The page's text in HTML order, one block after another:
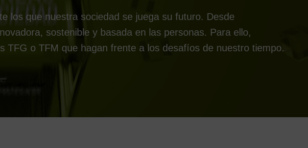
los que nuestra sociedad se juega su futuro. Desde
sostenible y basada en las personas. Para ello,
o TFM que hagan frente a los desafíos de nuestro tiempo.